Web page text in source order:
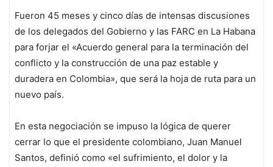
Fueron 45 meses y cinco días de intensas discusiones
de los delegados del Gobierno y las FARC en La Habana
para forjar el «Acuerdo general para la terminación del
conflicto y la construcción de una paz estable y
duradera en Colombia», que será la hoja de ruta para un
nuevo país.
En esta negociación se impuso la lógica de querer
cerrar lo que el presidente colombiano, Juan Manuel
Santos, definió como «el sufrimiento, el dolor y la